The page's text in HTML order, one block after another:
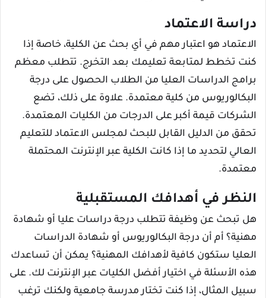
دراسة الاعتماد
الاعتماد هو اعتبار مهم في أي بحث عن الكلية، خاصة إذا
كنت تخطط لمتابعة تعليمك بعد التخرج. تتطلب معظم
برامج الدراسات العليا من الطلاب الحصول على درجة
البكالوريوس من كلية معتمدة. علاوة على ذلك، تضع
الشركات قيمة أكبر على الدرجات من الكليات المعتمدة.
تحقق من الدليل القابل للبحث لمجلس الاعتماد للتعليم
العالي لتحديد ما إذا كانت الكلية عبر الإنترنت المحتملة
معتمدة.
النظر في أهدافك المستقبلية
هل تبحث عن وظيفة تتطلب درجة دراسات عليا أو شهادة
مهنية؟ أم أن درجة البكالوريوس أو شهادة الدراسات
العليا ستكون كافية لأهدافك المهنية؟ يمكن أن تساعدك
هذه الأسئلة في اختيار أفضل الكليات عبر الإنترنت لك. على
سبيل المثال، إذا كنت تختار مدرسة جامعية ولكنك ترغب